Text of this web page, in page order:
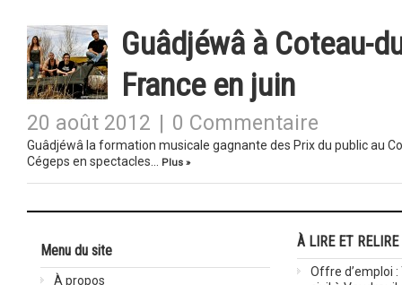
Guâdjéwâ à Coteau-
France en juin
20 août 2012 0 Commentaire
Guâdjéwâ la formation musicale gagnante des Prix du public au
Cégeps en spectacles…
Plus »
Menu du site
À propos
À LIRE ET RELIRE
Offre d’emploi